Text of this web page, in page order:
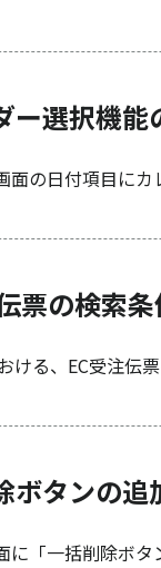
ー選択機能
面の日付項目にカ
票の検索
ける、EC受注伝
ボタンの追
に「一括削除ボタ